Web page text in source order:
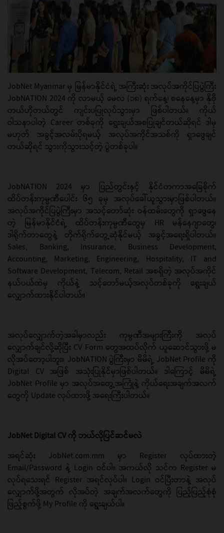
JobNet Myanmar မှ မြန်မာနိုင်ငံရဲ့ အကြီးဆုံး အလုပ်အကိုင်ပြပွဲကြီး
JobNATION 2024 ကို လာမယ့် မေလ (၁၈) ရက်နေ့၊ စနေနေ့မှာ နိုဗို
တယ်ဟိုတယ်တွင် ကျင်းပပြုလုပ်သွားမှာ ဖြစ်ပါတယ်။ ကိုယ်
ဝါသနာပါတဲ့ Career တစ်ခုကို ရွေးချယ်အစပြုချင်တယ်ဆိုရင် ဒါမှ
မဟုတ် အခွင့်အလမ်းပိုရမယ့် အလုပ်အကိုင်အသစ်ကို ရှာဖွေချင်
တယ်ဆိုရင် သွားကိုသွားသင့်တဲ့ ပွဲတစ်ခုပါ။
JobNATION 2024 မှာ ပြည်တွင်းနှင့် နိုင်ငံတကာအခြေစိုက်
ထိပ်တန်းကုမ္ပဏီပေါင်း ၆၅ ခုမှ အလုပ်ခေါ်ယူသွားမှာဖြစ်ပါတယ်။
အလုပ်အကိုင်ပြပွဲကြီးမှာ အသင့်တော်ဆုံး ဝန်ထမ်းတွေကို ရှာဖွေနေ
တဲ့ မြန်မာနိုင်ငံရဲ့ ထိပ်တန်းကုမ္ပဏီတွေမှ HR မန်နေဂျာတွေ၊
ဒါရိုက်တာတွေနဲ့ တိုက်ရိုက်တွေ့ဆုံနိုင်မယ့် အခွင့်အရေးရှိပါတယ်။
Sales, Banking, Insurance, Business Development,
Accounting, Marketing, Engineering, Hospitality, IT and
Software Development, Telecom, Retail အစရှိတဲ့ အလုပ်အကိုင်
နယ်ပယ်ထဲမှ ကိုယ်နဲ့ သင့်တော်မယ့်အလုပ်တစ်ခုကို ရွေးချယ်
လျှောက်ထားနိုင်ပါတယ်။
အလုပ်လျှောက်တဲ့အခါမှာလည်း ကုမ္ပဏီအများကြီးကို အလုပ်
လျှောက်ချင်လို့ဆိုပြီး CV Form တွေအထပ်လိုက် ယူဆောင်သွားဖို့ မ
လိုအပ်တော့ပါဘူး။ JobNATION ပွဲကြီးမှာ မိမိရဲ့ JobNet Profile ကို
Digital CV အဖြစ် အသုံးပြုနိုင်မှာဖြစ်ပါတယ်။ ဒါကြောင့် မိမိရဲ့
JobNet Profile မှာ အလုပ်အတွေ့အကြုံနဲ့ ကိုယ်ရေးအချက်အလက်
တွေကို Update လုပ်ထားဖို့ အရေးကြီးပါတယ်။
JobNet Digital CV ကို ဘယ်လိုပြင်ဆင်မလဲ
အရင်ဆုံး JobNet.com.mm မှာ Register လုပ်ထားတဲ့
Email/Password နဲ့ Login ဝင်ပါ။ အကယ်လို သင်က Register မ
လုပ်ရသေးရင် Register အရင်လုပ်ပါ။ Login ဝင်ပြီးတာနဲ့ အလုပ်
လျှောက်ဖို့အတွက် လိုအပ်တဲ့ အချက်အလက်တွေကို ပြည့်ပြည့်စုံစုံ
ဖြည့်စွက်ဖို့ My Profile ကို ရွေးချယ်ပါ။